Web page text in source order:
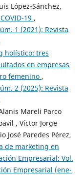
López-Sánchez,
19 ,
1 (2021): Revista
holístico: tres
en empresas
femenino ,
2 (2025): Revista
Mareli Parco
, Víctor Jorge
José Paredes Pérez,
de marketing en
Empresarial: Vol.
Empresarial (ene-